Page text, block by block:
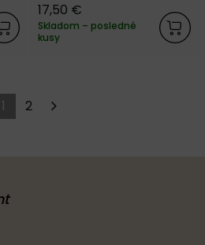
keramiky od belgickej značky
Serax.
17,50 €
Skladom – posledné
kusy
1 2